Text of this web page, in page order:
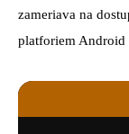
zameriava na
platforiem Android